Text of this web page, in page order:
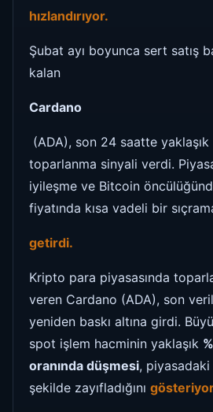
hızlandırıyor.
Şubat ayı boyunca sert satış
kalan
Cardano
(ADA), son 24 saatte
toparlanma sinyali verdi.
iyileşme ve Bitcoin
fiyatında kısa vadeli bir
getirdi.
Kripto para piyasasında
veren Cardano (ADA), son
yeniden baskı altına girdi.
spot işlem hacminin yaklaşık
oranında düşmesi, piyasadaki
şekilde zayıfladığını